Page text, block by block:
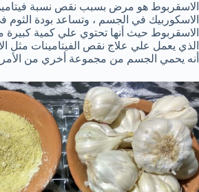
الاسكوربيك في الجسم ، وتساعد بودة
الذي يعمل علي علاج نقص الفيتامينات مثل
أنه يحمي الجسم من مجموعة أخري من